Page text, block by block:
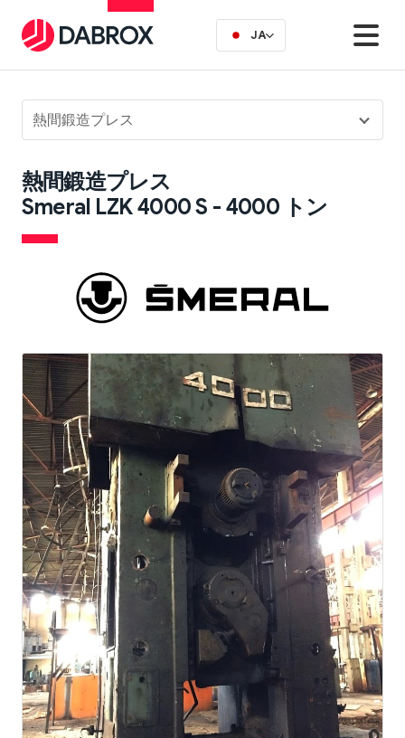
熱間鍛造プレス
熱間鍛造プレス
Smeral LZK 4000 S - 4000 トン